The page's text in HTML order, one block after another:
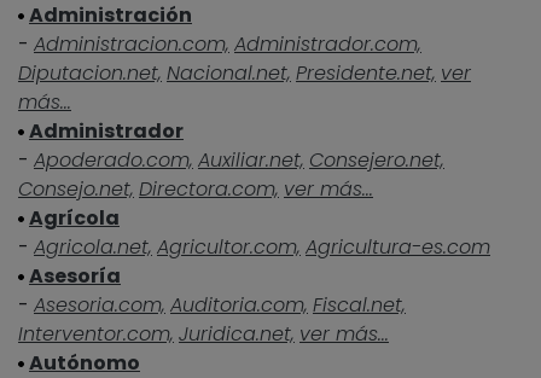
Administración
- Administracion.com, Administrador.com,
Diputacion.net, Nacional.net, Presidente.net, ver
más...
Administrador
- Apoderado.com, Auxiliar.net, Consejero.net,
Consejo.net, Directora.com, ver más...
Agrícola
- Agricola.net, Agricultor.com, Agricultura-es.com
Asesoría
- Asesoria.com, Auditoria.com, Fiscal.net,
Interventor.com, Juridica.net, ver más...
Autónomo